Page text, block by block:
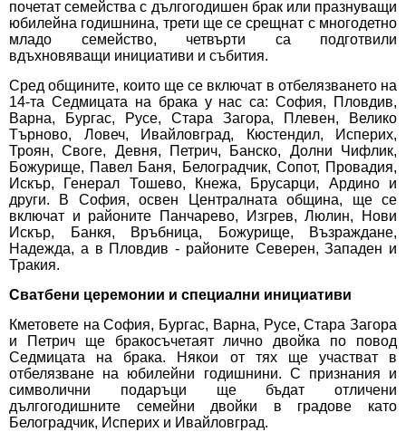
почетат семейства с дългогодишен брак или празнуващи
юбилейна годишнина, трети ще се срещнат с многодетно
младо семейство, четвърти са подготвили
вдъхновяващи инициативи и събития.
Сред общините, които ще се включат в отбелязването на
14-та Седмицата на брака у нас са: София, Пловдив,
Варна, Бургас, Русе, Стара Загора, Плевен, Велико
Търново, Ловеч, Ивайловград, Кюстендил, Исперих,
Троян, Своге, Девня, Петрич, Банско, Долни Чифлик,
Божурище, Павел Баня, Белоградчик, Сопот, Провадия,
Искър, Генерал Тошево, Кнежа, Брусарци, Ардино и
други. В София, освен Централната община, ще се
включат и районите Панчарево, Изгрев, Люлин, Нови
Искър, Банкя, Връбница, Божурище, Възраждане,
Надежда, а в Пловдив - районите Северен, Западен и
Тракия.
Сватбени церемонии и специални инициативи
Кметовете на София, Бургас, Варна, Русе, Стара Загора
и Петрич ще бракосъчетаят лично двойка по повод
Седмицата на брака. Някои от тях ще участват в
отбелязване на юбилейни годишнини. С признания и
символични подаръци ще бъдат отличени
дългогодишните семейни двойки в градове като
Белоградчик, Исперих и Ивайловград.